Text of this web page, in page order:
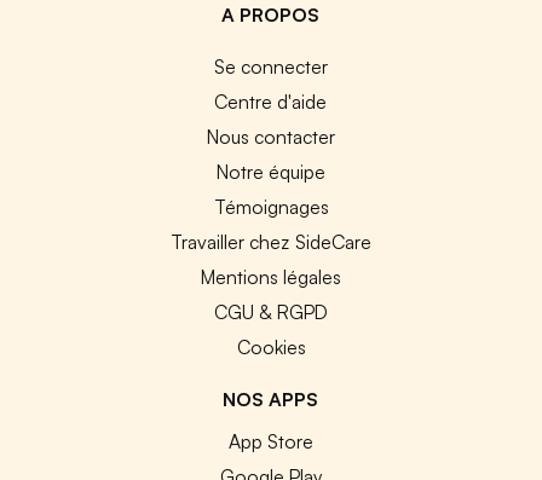
A PROPOS
Se connecter
Centre d'aide
Nous contacter
Notre équipe
Témoignages
Travailler chez SideCare
Mentions légales
CGU & RGPD
Cookies
NOS APPS
App Store